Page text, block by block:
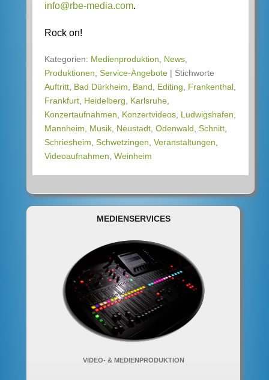
info@rbe-media.com.
Rock on!
Kategorien: Medienproduktion, News,
Produktionen, Service-Angebote | Stichworte
Auftritt, Bad Dürkheim, Band, Editing, Frankenthal,
Frankfurt, Heidelberg, Karlsruhe,
Konzertaufnahmen, Konzertvideos, Ludwigshafen,
Mannheim, Musik, Neustadt, Odenwald, Schnitt,
Schriesheim, Schwetzingen, Veranstaltungen,
Videoaufnahmen, Weinheim
MEDIENSERVICES
VIDEO- & MEDIENPRODUKTION